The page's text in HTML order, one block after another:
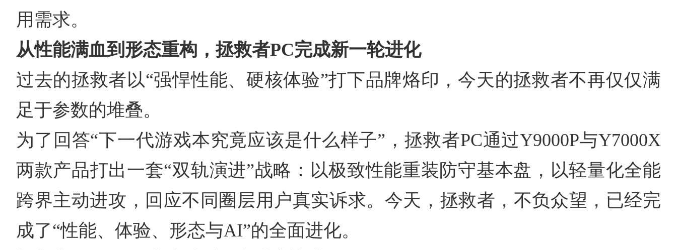
用需求。
从性能满血到形态重构，拯救者PC完成新一轮进化
过去的拯救者以“强悍性能、硬核体验”打下品牌烙印，今天的拯救者不再仅仅满
足于参数的堆叠。
为了回答“下一代游戏本究竟应该是什么样子”，拯救者PC通过Y9000P与Y7000X
两款产品打出一套“双轨演进”战略：以极致性能重装防守基本盘，以轻量化全能
跨界主动进攻，回应不同圈层用户真实诉求。今天，拯救者，不负众望，已经完
成了“性能、体验、形态与AI”的全面进化。